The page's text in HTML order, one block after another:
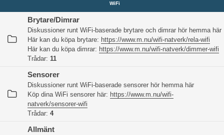
WiFi
Brytare/Dimrar
Diskussioner runt WiFi-baserade brytare och dimrar hör hemma här
Här kan du köpa brytare: https://www.m.nu/wifi-natverk/rela-wifi
Här kan du köpa dimrar: https://www.m.nu/wifi-natverk/dimmer-wifi
Trådar: 11
Sensorer
Diskussioner runt WiFi-baserade sensorer hör hemma här
Köp dina WiFi sensorer här: https://www.m.nu/wifi-
natverk/sensorer-wifi
Trådar: 4
Allmänt